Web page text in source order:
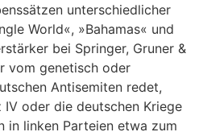
unterschiedlicher
World«, »Bahamas« und
bei Springer, Gruner &
vom genetisch oder
Antisemiten redet,
oder die deutschen Kriege
in linken Parteien etwa zum